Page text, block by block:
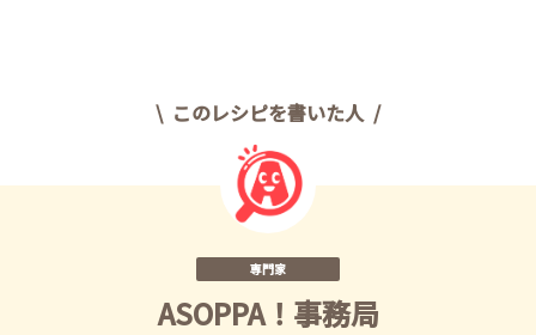
このレシピを書いた人
専門家
ASOPPA！事務局